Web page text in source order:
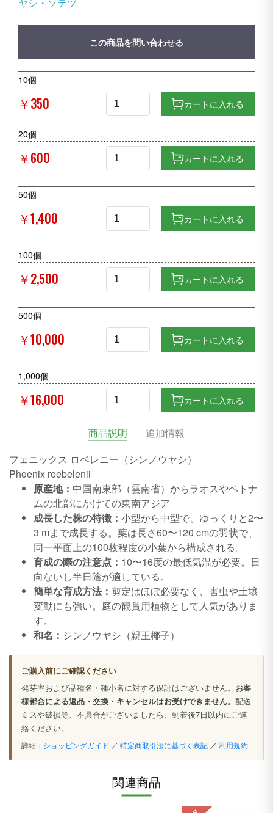
この商品を問い合わせる
10個
￥350 カートに入れる
20個
￥600 カートに入れる
50個
￥1,400 カートに入れる
100個
￥2,500 カートに入れる
500個
￥10,000 カートに入れる
1,000個
￥16,000 カートに入れる
商品説明
追加情報
フェニックス ロベレニー（シンノウヤシ）
Phoenix roebelenii
原産地： 中国南東部（雲南省）からラオスやベトナ
ムの北部にかけての東南アジア
成長した株の特徴： 小型から中型で、ゆっくりと2〜
3 mまで成長する。葉は長さ60〜120 cmの羽状で、
同一平面上の100枚程度の小葉から構成される。
育成の際の注意点： 10〜16度の最低気温が必要。日
向ないし半日陰が適している。
簡単な育成方法： 剪定はほぼ必要なく、害虫や土壌
変動にも強い。庭の観賞用植物として人気がありま
す。
和名： シンノウヤシ（親王椰子）
ご購入前にご確認ください
発芽率および品種名・種小名に対する保証はございません。 お客
様都合による返品・交換・キャンセルはお受けできません。 配送
ミスや破損等、不具合がございましたら、到着後7日以内にご連
絡ください。
詳細： ショッピングガイド ／ 特定商取引法に基づく表記 ／ 利用規約
関連商品